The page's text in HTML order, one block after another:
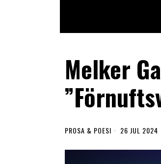
Melker
PROSA & POESI 26 JUL 2024